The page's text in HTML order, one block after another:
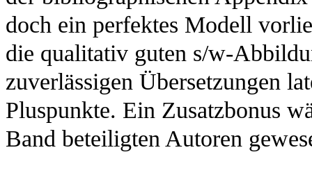
doch ein perfektes Modell
die qualitativ guten s/w-
zuverlässigen Übersetzungen
Pluspunkte. Ein Zusatzbonus
Band beteiligten Autoren